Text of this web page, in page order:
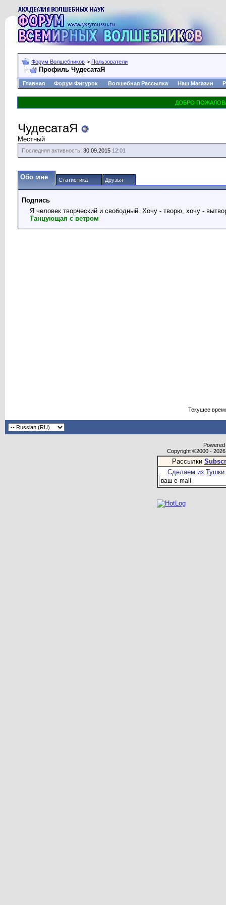
Форум Волшебников > Пользователи
Профиль ЧудесатаЯ
Главная Форум Фигурок Волшебная Рассылка Наш Магазин
ЧудесатаЯ
Местный
Последняя активность: 30.09.2015 12:01
Обо мне Статистика Друзья
Подпись
Я человек творческий и свободный. Хочу - творю, хочу -
Танцующая с ветром
Текущее
Copyright ©2000 -
Рассылки
Сделаем из Тушки